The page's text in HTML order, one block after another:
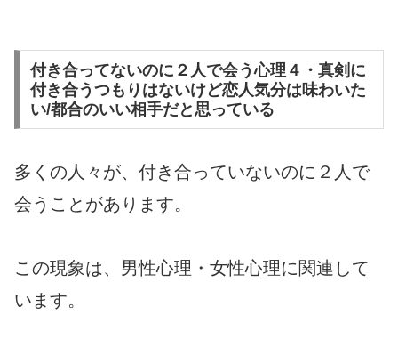
付き合ってないのに２人で会う心理４・真剣に
付き合うつもりはないけど恋人気分は味わいた
い/都合のいい相手だと思っている
多くの人々が、付き合っていないのに２人で
会うことがあります。
この現象は、男性心理・女性心理に関連して
います。